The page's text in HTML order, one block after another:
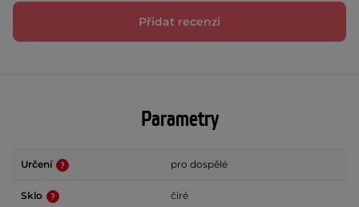
Přidat recenzi
Parametry
Určení pro dospělé
Sklo čiré